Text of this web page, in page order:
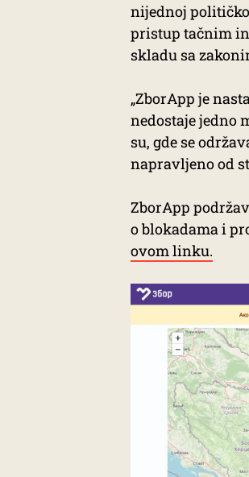
nijednoj
pristup tačnim
skladu sa
„ZborApp je
nedostaje jedno
su, gde se
napravljeno od
ZborApp
o blokadama i
ovom linku.